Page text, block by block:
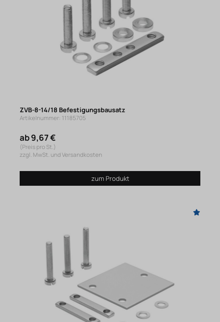
ZVB-8-14/18 Befestigungsbausatz
Artikelnummer: 11185705
ab 9,67 €
(Preis pro St.)
zzgl. MwSt. und Versandkosten
zum Produkt